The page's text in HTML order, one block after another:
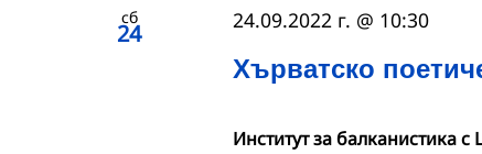
сб
24
Хърватско
24.09.2022 г. @ 10:30
Институт за балканистика